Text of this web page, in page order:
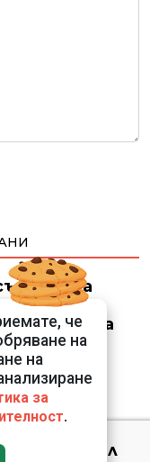
на
Петрова
е получил
че
на
на
за
.